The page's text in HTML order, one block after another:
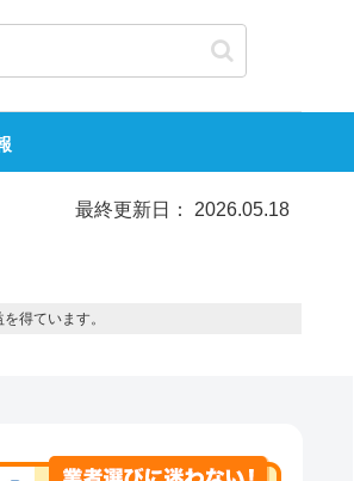
最終更新日： 2026.05.18
得ています。